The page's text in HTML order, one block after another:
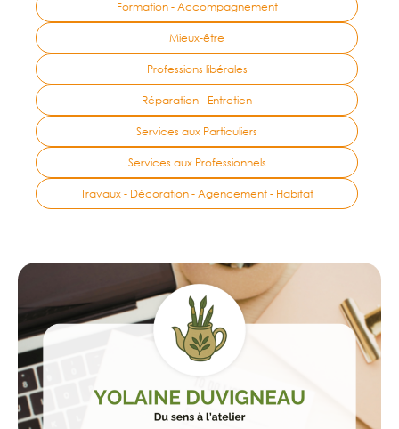
Formation - Accompagnement
Mieux-être
Professions libérales
Réparation - Entretien
Services aux Particuliers
Services aux Professionnels
Travaux - Décoration - Agencement - Habitat